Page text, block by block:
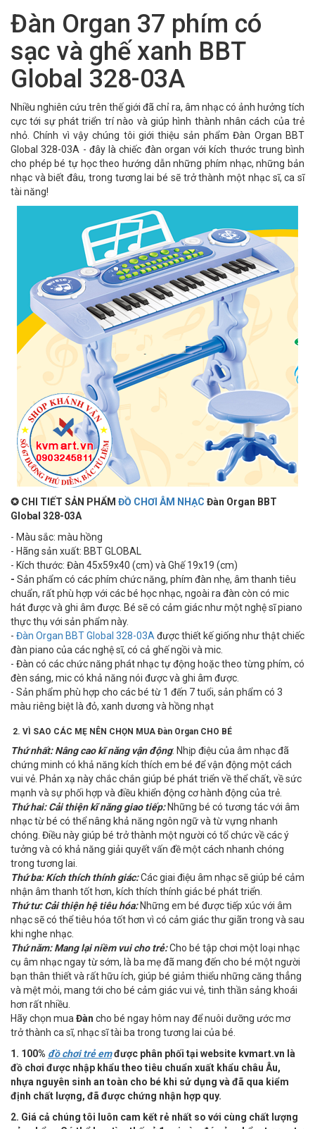
Đàn Organ 37 phím có
sạc và ghế xanh BBT
Global 328-03A
Nhiều nghiên cứu trên thế giới đã chỉ ra, âm nhạc có ảnh hưởng tích
cực tới sự phát triển trí nào và giúp hình thành nhân cách của trẻ
nhỏ. Chính vì vậy chúng tôi giới thiệu sản phẩm Đàn Organ BBT
Global 328-03A - đây là chiếc đàn organ với kích thước trung bình
cho phép bé tự học theo hướng dẫn những phím nhạc, những bản
nhạc và biết đâu, trong tương lai bé sẽ trở thành một nhạc sĩ, ca sĩ
tài năng!
✪ CHI TIẾT SẢN PHẨM ĐỒ CHƠI ÂM NHẠC Đàn Organ BBT
Global 328-03A
- Màu sắc: màu hồng
- Hãng sản xuất: BBT GLOBAL
- Kích thước: Đàn 45x59x40 (cm) và Ghế 19x19 (cm)
- Sản phẩm có các phím chức năng, phím đàn nhẹ, âm thanh tiêu
chuẩn, rất phù hợp với các bé học nhạc, ngoài ra đàn còn có mic
hát được và ghi âm được. Bé sẽ có cảm giác như một nghệ sĩ piano
thực thụ với sản phẩm này.
- Đàn Organ BBT Global 328-03A được thiết kế giống như thật chiếc
đàn piano của các nghệ sĩ, có cả ghế ngồi và mic.
- Đàn có các chức năng phát nhạc tự động hoặc theo từng phím, có
đèn sáng, mic có khả năng nói được và ghi âm được.
- Sản phẩm phù hợp cho các bé từ 1 đến 7 tuổi, sản phẩm có 3
màu riêng biệt là đỏ, xanh dương và hồng nhạt
2. VÌ SAO CÁC MẸ NÊN CHỌN MUA Đàn Organ CHO BÉ
Thứ nhất: Nâng cao kĩ năng vận động: Nhịp điệu của âm nhạc đã
chứng minh có khả năng kích thích em bé để vận động một cách
vui vẻ. Phản xạ này chắc chắn giúp bé phát triển về thể chất, về sức
mạnh và sự phối hợp và điều khiển động cơ hành động của trẻ.
Thứ hai: Cải thiện kĩ năng giao tiếp:Những bé có tương tác với âm
nhạc từ bé có thể nâng khả năng ngôn ngữ và từ vựng nhanh
chóng. Điều này giúp bé trở thành một người có tổ chức về các ý
tưởng và có khả năng giải quyết vấn đề một cách nhanh chóng
trong tương lai.
Thứ ba: Kích thích thính giác:Các giai điệu âm nhạc sẽ giúp bé cảm
nhận âm thanh tốt hơn, kích thích thính giác bé phát triển.
Thứ tư: Cải thiện hệ tiêu hóa:Những em bé được tiếp xúc với âm
nhạc sẽ có thể tiêu hóa tốt hơn vì có cảm giác thư giãn trong và sau
khi nghe nhạc.
Thứ năm: Mang lại niềm vui cho trẻ:Cho bé tập chơi một loại nhạc
cụ âm nhạc ngay từ sớm, là ba mẹ đã mang đến cho bé một người
bạn thân thiết và rất hữu ích, giúp bé giảm thiểu những căng thẳng
và mệt mỏi, mang tới cho bé cảm giác vui vẻ, tinh thần sảng khoái
hơn rất nhiều.
Hãy chọn mua Đàn cho bé ngay hôm nay để nuôi dưỡng ước mơ
trở thành ca sĩ, nhạc sĩ tài ba trong tương lai của bé.
1. 100% đồ chơi trẻ emđược phân phối tại website kvmart.vn là
đồ chơi được nhập khẩu theo tiêu chuẩn xuất khẩu châu Âu,
nhựa nguyên sinh an toàn cho bé khi sử dụng và đã qua kiểm
định chất lượng, đã được chứng nhận hợp quy.
2. Giá cả chúng tôi luôn cam kết rẻ nhất so với cùng chất lượng